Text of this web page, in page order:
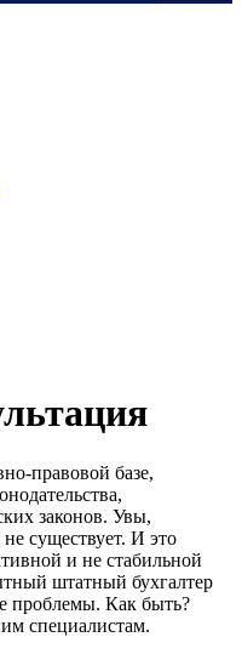
правовой базе,
законов. Увы,
существует. И это
и не стабильной
штатный бухгалтер
проблемы. Как быть?
специалистам.